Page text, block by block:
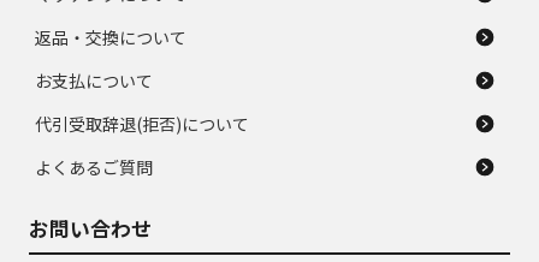
返品・交換について
お支払について
代引受取辞退(拒否)について
よくあるご質問
お問い合わせ